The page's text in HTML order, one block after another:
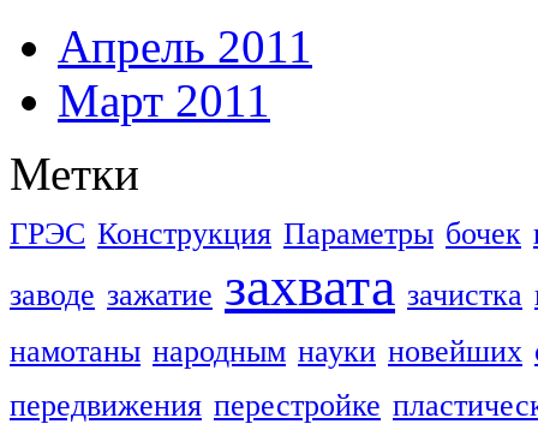
Апрель 2011
Март 2011
Метки
ГРЭС Конструкция Параметры бочек
заводе зажатие захвата зачистка
намотаны народным науки новейших
передвижения перестройке